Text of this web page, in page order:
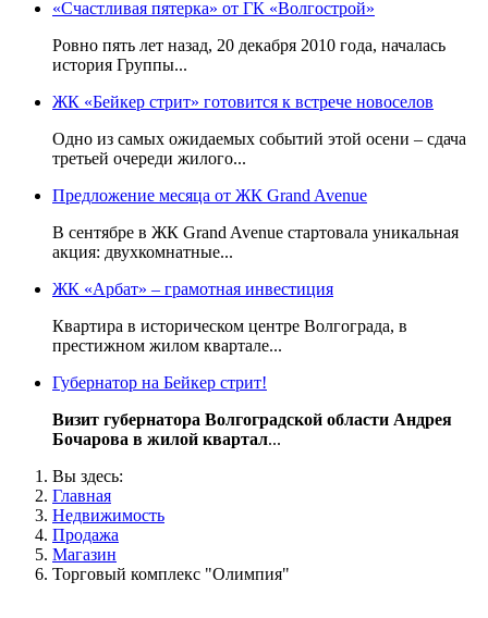
«Счастливая пятерка» от ГК «Волгострой»
Ровно пять лет назад, 20 декабря 2010 года, началась
история Группы...
ЖК «Бейкер стрит» готовится к встрече новоселов
Одно из самых ожидаемых событий этой осени – сдача
третьей очереди жилого...
Предложение месяца от ЖК Grand Avenue
В сентябре в ЖК Grand Avenue стартовала уникальная
акция: двухкомнатные...
ЖК «Арбат» – грамотная инвестиция
Квартира в историческом центре Волгограда, в
престижном жилом квартале...
Губернатор на Бейкер стрит!
Визит губернатора Волгоградской области Андрея
Бочарова в жилой квартал...
Вы здесь:
Главная
Недвижимость
Продажа
Магазин
Торговый комплекс "Олимпия"